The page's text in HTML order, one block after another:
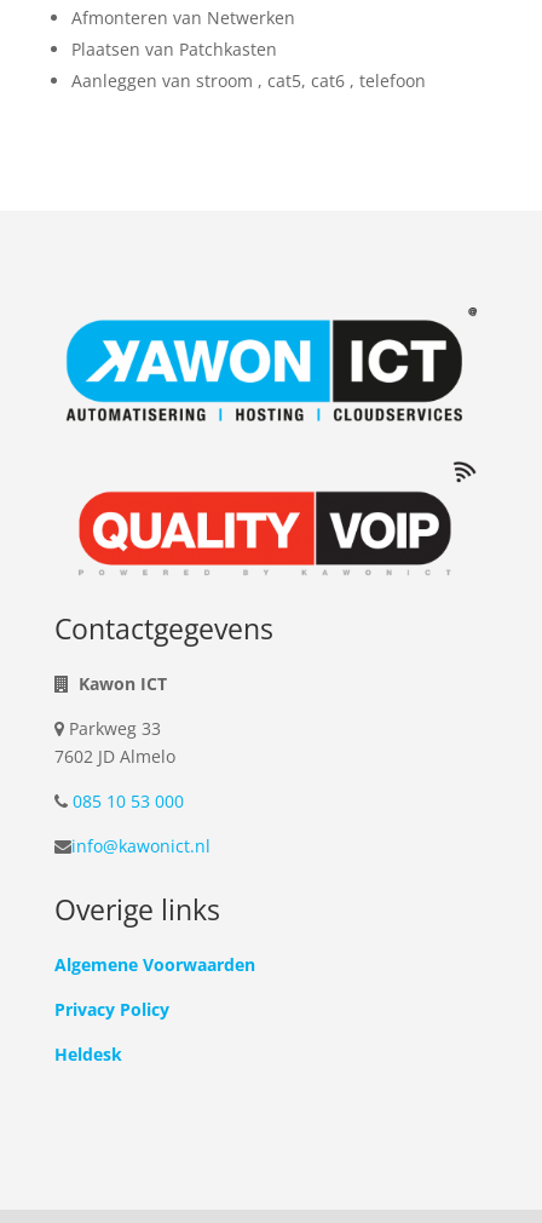
Afmonteren van Netwerken
Plaatsen van Patchkasten
Aanleggen van stroom , cat5, cat6 , telefoon
Contactgegevens
Kawon ICT
Parkweg 33
7602 JD Almelo
085 10 53 000
info@kawonict.nl
Overige links
Algemene Voorwaarden
Privacy Policy
Heldesk